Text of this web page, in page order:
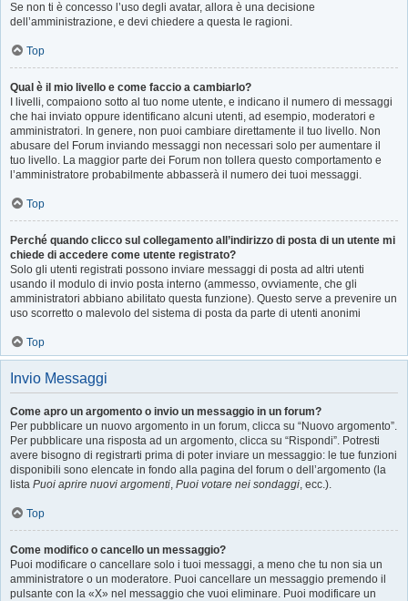
Se non ti è concesso l’uso degli avatar, allora è una decisione
dell’amministrazione, e devi chiedere a questa le ragioni.
Top
Qual è il mio livello e come faccio a cambiarlo?
I livelli, compaiono sotto al tuo nome utente, e indicano il numero di messaggi
che hai inviato oppure identificano alcuni utenti, ad esempio, moderatori e
amministratori. In genere, non puoi cambiare direttamente il tuo livello. Non
abusare del Forum inviando messaggi non necessari solo per aumentare il
tuo livello. La maggior parte dei Forum non tollera questo comportamento e
l’amministratore probabilmente abbasserà il numero dei tuoi messaggi.
Top
Perché quando clicco sul collegamento all’indirizzo di posta di un utente mi
chiede di accedere come utente registrato?
Solo gli utenti registrati possono inviare messaggi di posta ad altri utenti
usando il modulo di invio posta interno (ammesso, ovviamente, che gli
amministratori abbiano abilitato questa funzione). Questo serve a prevenire un
uso scorretto o malevolo del sistema di posta da parte di utenti anonimi
Top
Invio Messaggi
Come apro un argomento o invio un messaggio in un forum?
Per pubblicare un nuovo argomento in un forum, clicca su “Nuovo argomento”.
Per pubblicare una risposta ad un argomento, clicca su “Rispondi”. Potresti
avere bisogno di registrarti prima di poter inviare un messaggio: le tue funzioni
disponibili sono elencate in fondo alla pagina del forum o dell’argomento (la
lista Puoi aprire nuovi argomenti, Puoi votare nei sondaggi, ecc.).
Top
Come modifico o cancello un messaggio?
Puoi modificare o cancellare solo i tuoi messaggi, a meno che tu non sia un
amministratore o un moderatore. Puoi cancellare un messaggio premendo il
pulsante con la «X» nel messaggio che vuoi eliminare. Puoi modificare un